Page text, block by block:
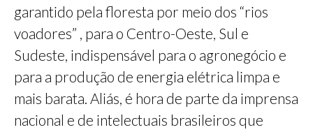
garantido pela floresta por meio dos “rios
voadores” , para o Centro-Oeste, Sul e
Sudeste, indispensável para o agronegócio e
para a produção de energia elétrica limpa e
mais barata. Aliás, é hora de parte da imprensa
nacional e de intelectuais brasileiros que